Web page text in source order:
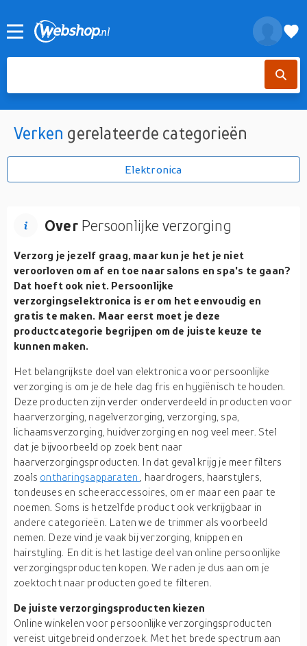
Verken gerelateerde categorieën
Elektronica
OverPersoonlijke verzorging
Verzorg je jezelf graag, maar kun je het je niet
veroorloven om af en toe naar salons en spa's te gaan?
Dat hoeft ook niet. Persoonlijke
verzorgingselektronica is er om het eenvoudig en
gratis te maken. Maar eerst moet je deze
productcategorie begrijpen om de juiste keuze te
kunnen maken.
Het belangrijkste doel van elektronica voor persoonlijke
verzorging is om je de hele dag fris en hygiënisch te houden.
Deze producten zijn verder onderverdeeld in producten voor
haarverzorging, nagelverzorging, verzorging, spa,
lichaamsverzorging, huidverzorging en nog veel meer. Stel
dat je bijvoorbeeld op zoek bent naar
haarverzorgingsproducten. In dat geval krijg je meer filters
zoals ontharingsapparaten
, haardrogers, haarstylers,
tondeuses en scheeraccessoires, om er maar een paar te
noemen. Soms is hetzelfde product ook verkrijgbaar in
andere categorieën. Laten we de trimmer als voorbeeld
nemen. Deze vind je vaak bij verzorging, knippen en
hairstyling. En dit is het lastige deel van online persoonlijke
verzorgingsproducten kopen. We raden je dus aan om je
zoektocht naar producten goed te filteren.
De juiste verzorgingsproducten kiezen
Online winkelen voor persoonlijke verzorgingsproducten
vereist uitgebreid onderzoek. Met het brede spectrum aan